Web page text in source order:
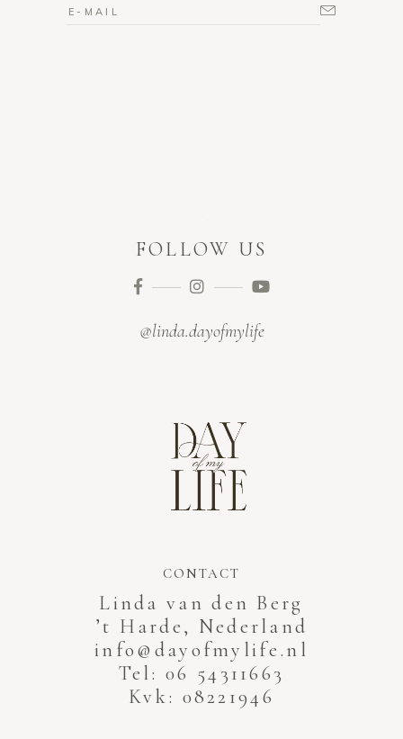
FOLLOW US
@linda.dayofmylife
CONTACT
Linda van den Berg
’t Harde, Nederland
info@dayofmylife.nl
Tel: 06 54311663
Kvk: 08221946